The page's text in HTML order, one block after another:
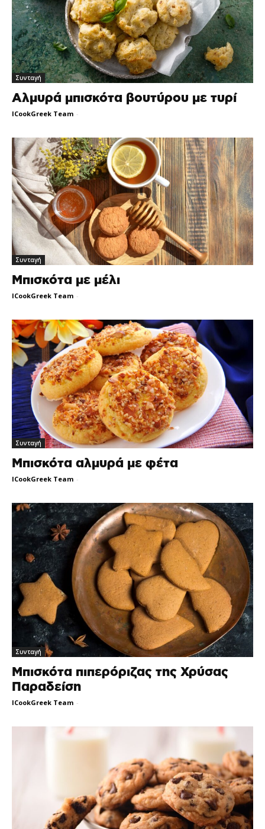
Συνταγή
Αλμυρά μπισκότα βουτύρου με τυρί
ICookGreek Team -
Συνταγή
Μπισκότα με μέλι
ICookGreek Team -
Συνταγή
Μπισκότα αλμυρά με φέτα
ICookGreek Team -
Συνταγή
Μπισκότα πιπερόριζας της Χρύσας
Παραδείση
ICookGreek Team -